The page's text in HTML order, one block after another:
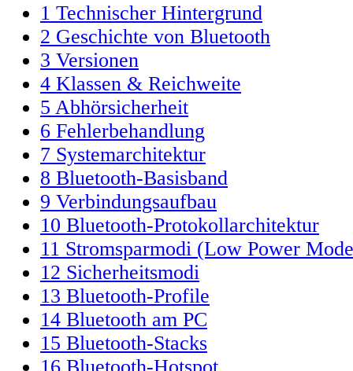
1 Technischer Hintergrund
2 Geschichte von Bluetooth
3 Versionen
4 Klassen & Reichweite
5 Abhörsicherheit
6 Fehlerbehandlung
7 Systemarchitektur
8 Bluetooth-Basisband
9 Verbindungsaufbau
10 Bluetooth-Protokollarchitektur
11 Stromsparmodi (Low Power
12 Sicherheitsmodi
13 Bluetooth-Profile
14 Bluetooth am PC
15 Bluetooth-Stacks
16 Bluetooth-Hotspot